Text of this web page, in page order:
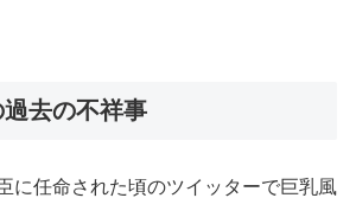
去の不祥事
に任命された頃のツイッターで巨乳風